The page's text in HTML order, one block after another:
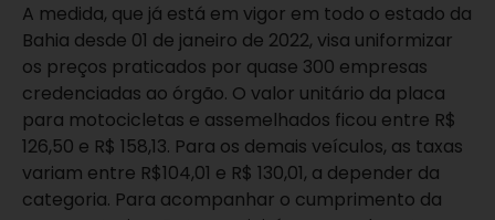
A medida, que já está em vigor em todo o estado da
Bahia desde 01 de janeiro de 2022, visa uniformizar
os preços praticados por quase 300 empresas
credenciadas ao órgão. O valor unitário da placa
para motocicletas e assemelhados ficou entre R$
126,50 e R$ 158,13. Para os demais veículos, as taxas
variam entre R$104,01 e R$ 130,01, a depender da
categoria. Para acompanhar o cumprimento da